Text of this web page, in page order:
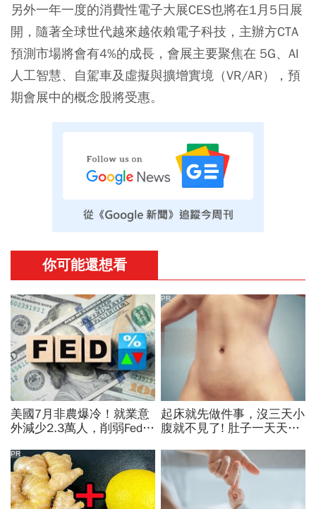
另外一年一度的消費性電子大展CES也將在1月5日展
開，隨著全球世代越來越依賴電子科技，主辦方CTA
預測市場將會有4%的成長，會展主要聚焦在 5G、AI
人工智慧、自駕車及虛擬與擴增實境（VR/AR），預
期會展中的概念股將受惠。